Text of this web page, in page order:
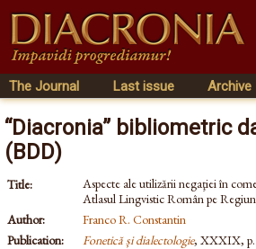
The Journal Last issue Archive
“Diacronia” bibliometric
(BDD)
Title:
Aspecte ale utilizării negaţiei în
Atlasul Lingvistic Român pe
Author:
Franco R. Constantin
Publication:
Fonetică și dialectologie, XXXIX, p.